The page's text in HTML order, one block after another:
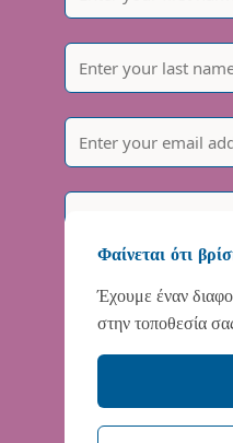
Please include
Φαίνεται ότι
Έχουμε έναν
στην τοποθεσία